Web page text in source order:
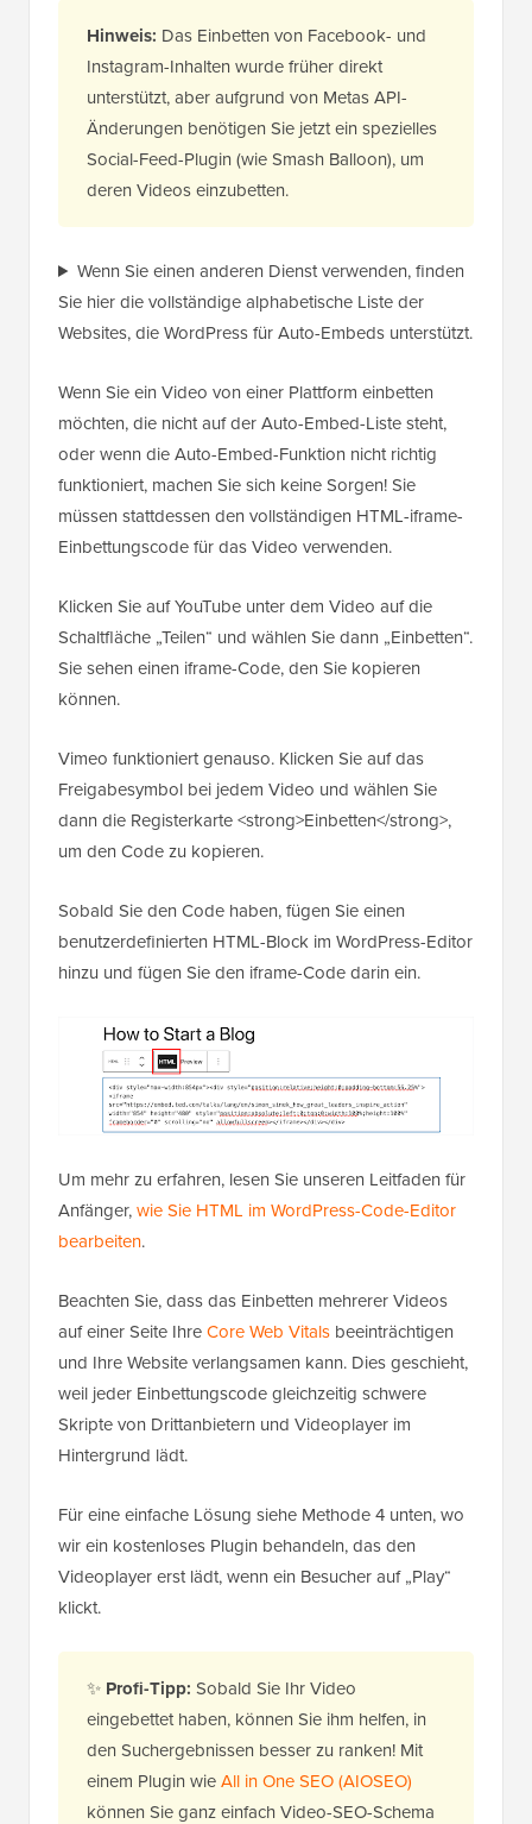
Hinweis: Das Einbetten von Facebook- und
Instagram-Inhalten wurde früher direkt
unterstützt, aber aufgrund von Metas API-
Änderungen benötigen Sie jetzt ein spezielles
Social-Feed-Plugin (wie Smash Balloon), um
deren Videos einzubetten.
Wenn Sie einen anderen Dienst verwenden, finden
Sie hier die vollständige alphabetische Liste der
Websites, die WordPress für Auto-Embeds unterstützt.
Wenn Sie ein Video von einer Plattform einbetten
möchten, die nicht auf der Auto-Embed-Liste steht,
oder wenn die Auto-Embed-Funktion nicht richtig
funktioniert, machen Sie sich keine Sorgen! Sie
müssen stattdessen den vollständigen HTML-iframe-
Einbettungscode für das Video verwenden.
Klicken Sie auf YouTube unter dem Video auf die
Schaltfläche „Teilen“ und wählen Sie dann „Einbetten“.
Sie sehen einen iframe-Code, den Sie kopieren
können.
Vimeo funktioniert genauso. Klicken Sie auf das
Freigabesymbol bei jedem Video und wählen Sie
dann die Registerkarte <strong>Einbetten</strong>,
um den Code zu kopieren.
Sobald Sie den Code haben, fügen Sie einen
benutzerdefinierten HTML-Block im WordPress-Editor
hinzu und fügen Sie den iframe-Code darin ein.
Um mehr zu erfahren, lesen Sie unseren Leitfaden für
Anfänger,wie Sie HTML im WordPress-Code-Editor
bearbeiten.
Beachten Sie, dass das Einbetten mehrerer Videos
auf einer Seite IhreCore Web Vitals beeinträchtigen
und Ihre Website verlangsamen kann. Dies geschieht,
weil jeder Einbettungscode gleichzeitig schwere
Skripte von Drittanbietern und Videoplayer im
Hintergrund lädt.
Für eine einfache Lösung siehe Methode 4 unten, wo
wir ein kostenloses Plugin behandeln, das den
Videoplayer erst lädt, wenn ein Besucher auf „Play“
klickt.
✨ Profi-Tipp: Sobald Sie Ihr Video
eingebettet haben, können Sie ihm helfen, in
den Suchergebnissen besser zu ranken! Mit
einem Plugin wieAll in One SEO (AIOSEO)
können Sie ganz einfach Video-SEO-Schema